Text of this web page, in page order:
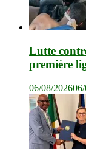
Lutte
première
06/08/2026